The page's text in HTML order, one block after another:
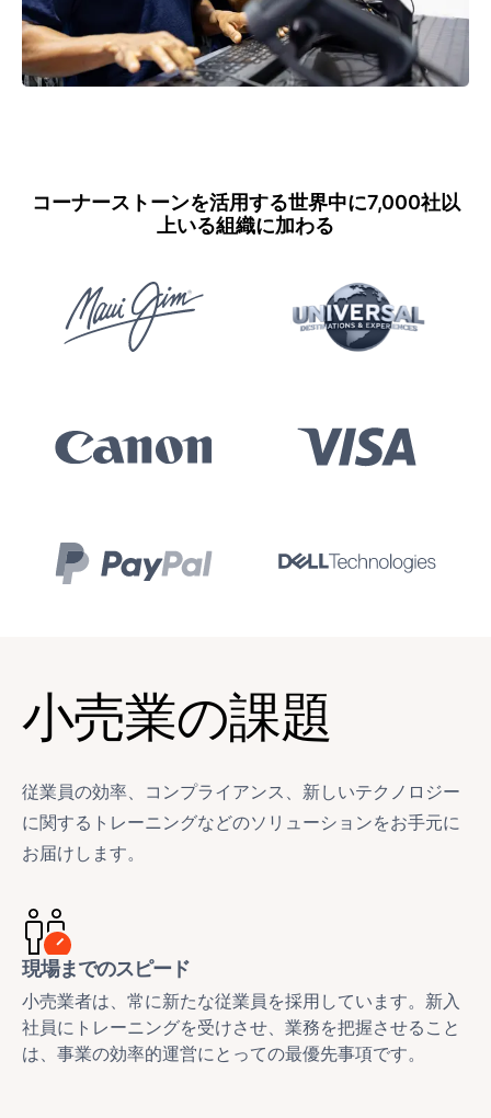
コーナーストーンを活用する世界中に7,000社以
上いる組織に加わる
小売業の課題
従業員の効率、コンプライアンス、新しいテクノロジー
に関するトレーニングなどのソリューションをお手元に
お届けします。
現場までのスピード
小売業者は、常に新たな従業員を採用しています。新入
社員にトレーニングを受けさせ、業務を把握させること
は、事業の効率的運営にとっての最優先事項です。